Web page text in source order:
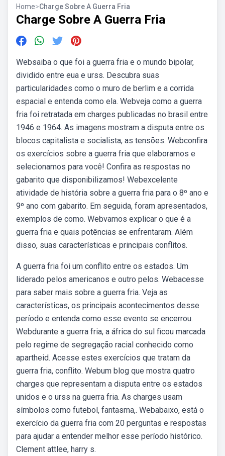
Home>Charge Sobre A Guerra Fria
Charge Sobre A Guerra Fria
Websaiba o que foi a guerra fria e o mundo bipolar,
dividido entre eua e urss. Descubra suas
particularidades como o muro de berlim e a corrida
espacial e entenda como ela. Webveja como a guerra
fria foi retratada em charges publicadas no brasil entre
1946 e 1964. As imagens mostram a disputa entre os
blocos capitalista e socialista, as tensões. Webconfira
os exercícios sobre a guerra fria que elaboramos e
selecionamos para você! Confira as respostas no
gabarito que disponibilizamos! Webexcelente
atividade de história sobre a guerra fria para o 8º ano e
9º ano com gabarito. Em seguida, foram apresentados,
exemplos de como. Webvamos explicar o que é a
guerra fria e quais potências se enfrentaram. Além
disso, suas características e principais conflitos.
A guerra fria foi um conflito entre os estados. Um
liderado pelos americanos e outro pelos. Webacesse
para saber mais sobre a guerra fria. Veja as
características, os principais acontecimentos desse
período e entenda como esse evento se encerrou.
Webdurante a guerra fria, a áfrica do sul ficou marcada
pelo regime de segregação racial conhecido como
apartheid. Acesse estes exercícios que tratam da
guerra fria, conflito. Webum blog que mostra quatro
charges que representam a disputa entre os estados
unidos e o urss na guerra fria. As charges usam
símbolos como futebol, fantasma,. Webabaixo, está o
exercício da guerra fria com 20 perguntas e respostas
para ajudar a entender melhor esse período histórico.
Clement attlee, harry s.